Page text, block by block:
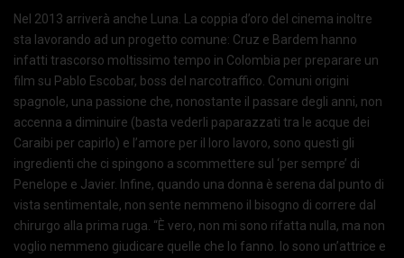
Nel 2013 arriverà anche Luna. La coppia d’oro del cinema inoltre
sta lavorando ad un progetto comune: Cruz e Bardem hanno
infatti trascorso moltissimo tempo in Colombia per preparare un
film su Pablo Escobar, boss del narcotraffico. Comuni origini
spagnole, una passione che, nonostante il passare degli anni, non
accenna a diminuire (basta vederli paparazzati tra le acque dei
Caraibi per capirlo) e l’amore per il loro lavoro, sono questi gli
ingredienti che ci spingono a scommettere sul ‘per sempre’ di
Penelope e Javier. Infine, quando una donna è serena dal punto di
vista sentimentale, non sente nemmeno il bisogno di correre dal
chirurgo alla prima ruga. “È vero, non mi sono rifatta nulla, ma non
voglio nemmeno giudicare quelle che lo fanno. Io sono un’attrice e